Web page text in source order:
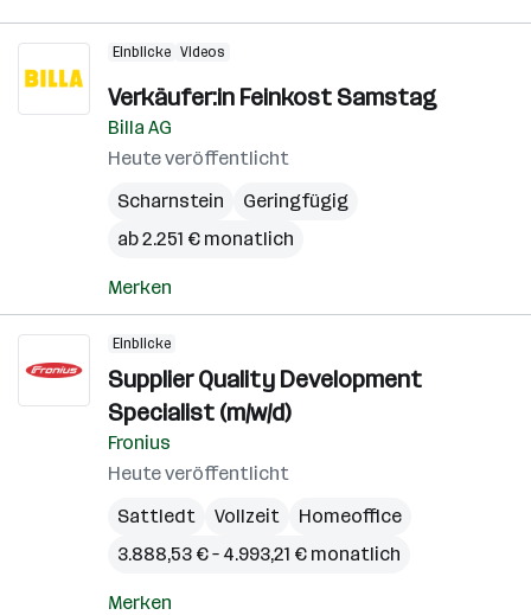
Einblicke Videos
Verkäufer:in Feinkost Samstag
Billa AG
Heute veröffentlicht
Scharnstein
Geringfügig
ab 2.251 € monatlich
Merken
Einblicke
Supplier Quality Development
Specialist (m/w/d)
Fronius
Heute veröffentlicht
Sattledt
Vollzeit
Homeoffice
3.888,53 € – 4.993,21 € monatlich
Merken